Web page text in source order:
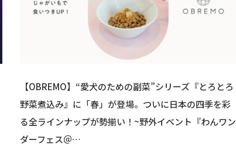
【OBREMO】“愛犬のための副菜”シリーズ『とろとろ
野菜煮込み』に「春」が登場。ついに日本の四季を彩
る全ラインナップが勢揃い！~野外イベント『わんワン
ダーフェス＠…